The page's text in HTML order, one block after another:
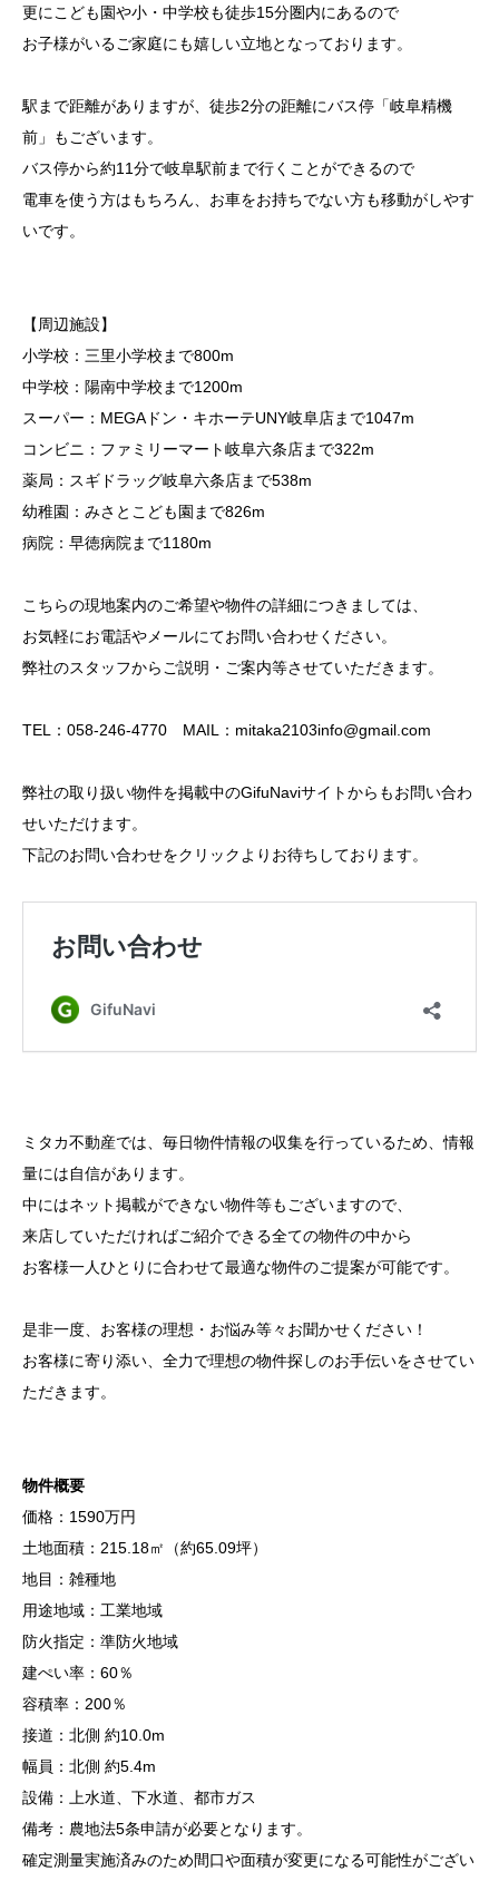
更にこども園や小・中学校も徒歩15分圏内にあるので
お子様がいるご家庭にも嬉しい立地となっております。
駅まで距離がありますが、徒歩2分の距離にバス停「岐阜精機
前」もございます。
バス停から約11分で岐阜駅前まで行くことができるので
電車を使う方はもちろん、お車をお持ちでない方も移動がしやす
いです。
【周辺施設】
小学校：三里小学校まで800m
中学校：陽南中学校まで1200m
スーパー：MEGAドン・キホーテUNY岐阜店まで1047m
コンビニ：ファミリーマート岐阜六条店まで322m
薬局：スギドラッグ岐阜六条店まで538m
幼稚園：みさとこども園まで826m
病院：早徳病院まで1180m
こちらの現地案内のご希望や物件の詳細につきましては、
お気軽にお電話やメールにてお問い合わせください。
弊社のスタッフからご説明・ご案内等させていただきます。
TEL：058-246-4770 MAIL：mitaka2103info@gmail.com
弊社の取り扱い物件を掲載中のGifuNaviサイトからもお問い合わ
せいただけます。
下記のお問い合わせをクリックよりお待ちしております。
ミタカ不動産では、毎日物件情報の収集を行っているため、情報
量には自信があります。
中にはネット掲載ができない物件等もございますので、
来店していただければご紹介できる全ての物件の中から
お客様一人ひとりに合わせて最適な物件のご提案が可能です。
是非一度、お客様の理想・お悩み等々お聞かせください！
お客様に寄り添い、全力で理想の物件探しのお手伝いをさせてい
ただきます。
物件概要
価格：1590万円
土地面積：215.18㎡（約65.09坪）
地目：雑種地
用途地域：工業地域
防火指定：準防火地域
建ぺい率：60％
容積率：200％
接道：北側 約10.0m
幅員：北側 約5.4m
設備：上水道、下水道、都市ガス
備考：農地法5条申請が必要となります。
確定測量実施済みのため間口や面積が変更になる可能性がござい